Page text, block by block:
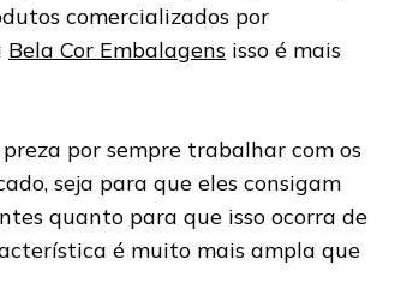
comercializados por
Bela Cor Embalagens isso é mais
por sempre trabalhar com os
seja para que eles consigam
quanto para que isso ocorra de
é muito mais ampla que